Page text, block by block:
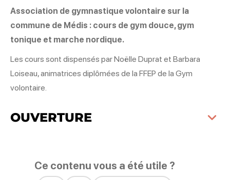
Association de gymnastique volontaire sur la
commune de Médis : cours de gym douce, gym
tonique et marche nordique.
Les cours sont dispensés par Noëlle Duprat et Barbara
Loiseau, animatrices diplômées de la FFEP de la Gym
volontaire.
OUVERTURE
Ce contenu vous a été utile ?